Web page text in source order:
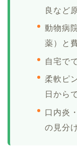
良など
動物病
薬）と
自宅で
柔軟ピ
日から
口内炎
の見分